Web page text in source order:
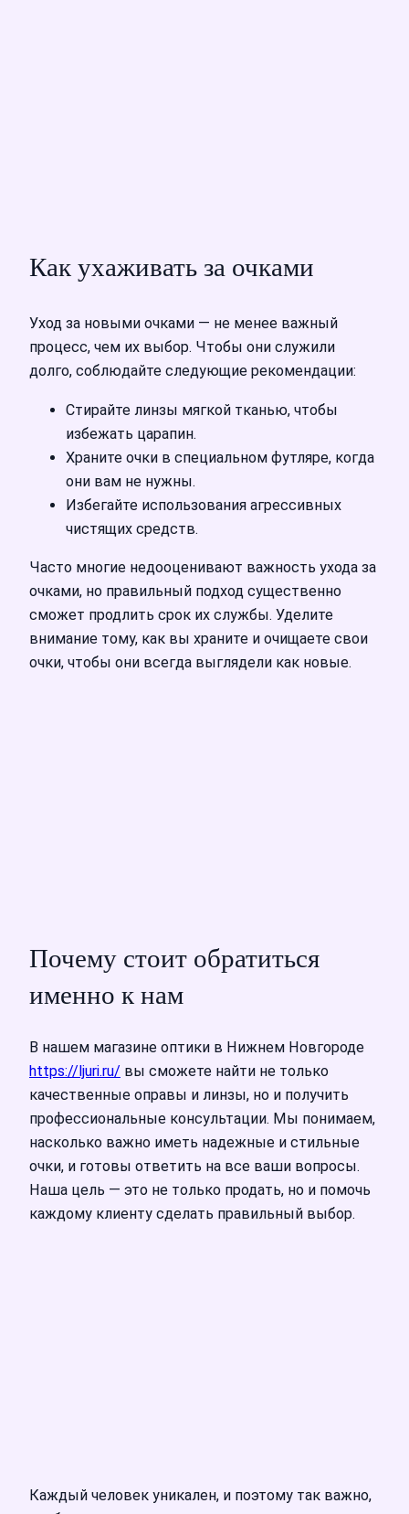
Как ухаживать за очками
Уход за новыми очками — не менее важный
процесс, чем их выбор. Чтобы они служили
долго, соблюдайте следующие рекомендации:
Стирайте линзы мягкой тканью, чтобы
избежать царапин.
Храните очки в специальном футляре, когда
они вам не нужны.
Избегайте использования агрессивных
чистящих средств.
Часто многие недооценивают важность ухода за
очками, но правильный подход существенно
сможет продлить срок их службы. Уделите
внимание тому, как вы храните и очищаете свои
очки, чтобы они всегда выглядели как новые.
Почему стоит обратиться
именно к нам
В нашем магазине оптики в Нижнем Новгороде
https://ljuri.ru/ вы сможете найти не только
качественные оправы и линзы, но и получить
профессиональные консультации. Мы понимаем,
насколько важно иметь надежные и стильные
очки, и готовы ответить на все ваши вопросы.
Наша цель — это не только продать, но и помочь
каждому клиенту сделать правильный выбор.
Каждый человек уникален, и поэтому так важно,